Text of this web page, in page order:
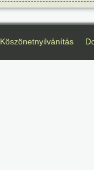
Köszönetnyilvánítás